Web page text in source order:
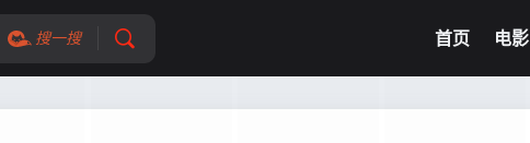
搜一搜 首页 电影